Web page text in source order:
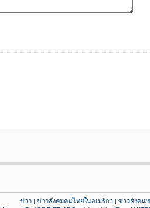
ข่าว| ข่าวสังคมคนไทยในอเมริกา| ข่าวสังคม/